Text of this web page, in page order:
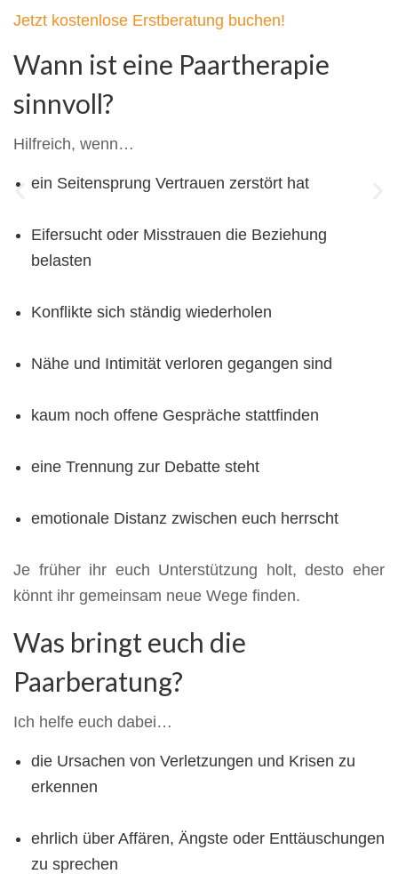
Jetzt kostenlose Erstberatung buchen!
Wann ist eine Paartherapie
sinnvoll?
Hilfreich, wenn…
ein Seitensprung Vertrauen zerstört hat
Eifersucht oder Misstrauen die Beziehung
belasten
Konflikte sich ständig wiederholen
Nähe und Intimität verloren gegangen sind
kaum noch offene Gespräche stattfinden
eine Trennung zur Debatte steht
emotionale Distanz zwischen euch herrscht
Je früher ihr euch Unterstützung holt, desto eher
könnt ihr gemeinsam neue Wege finden.
Was bringt euch die
Paarberatung?
Ich helfe euch dabei…
die Ursachen von Verletzungen und Krisen zu
erkennen
ehrlich über Affären, Ängste oder Enttäuschungen
zu sprechen